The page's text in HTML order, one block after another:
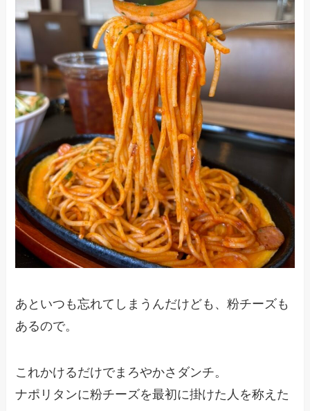
あといつも忘れてしまうんだけども、粉チーズも
あるので。
これかけるだけでまろやかさダンチ。
ナポリタンに粉チーズを最初に掛けた人を称えた